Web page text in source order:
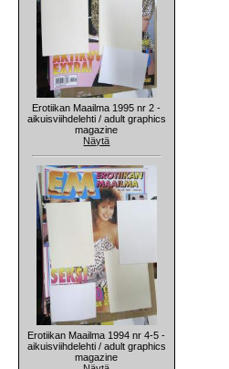
Erotiikan Maailma 1995 nr 2 -
aikuisviihdelehti / adult graphics
magazine
Näytä
Erotiikan Maailma 1994 nr 4-5 -
aikuisviihdelehti / adult graphics
magazine